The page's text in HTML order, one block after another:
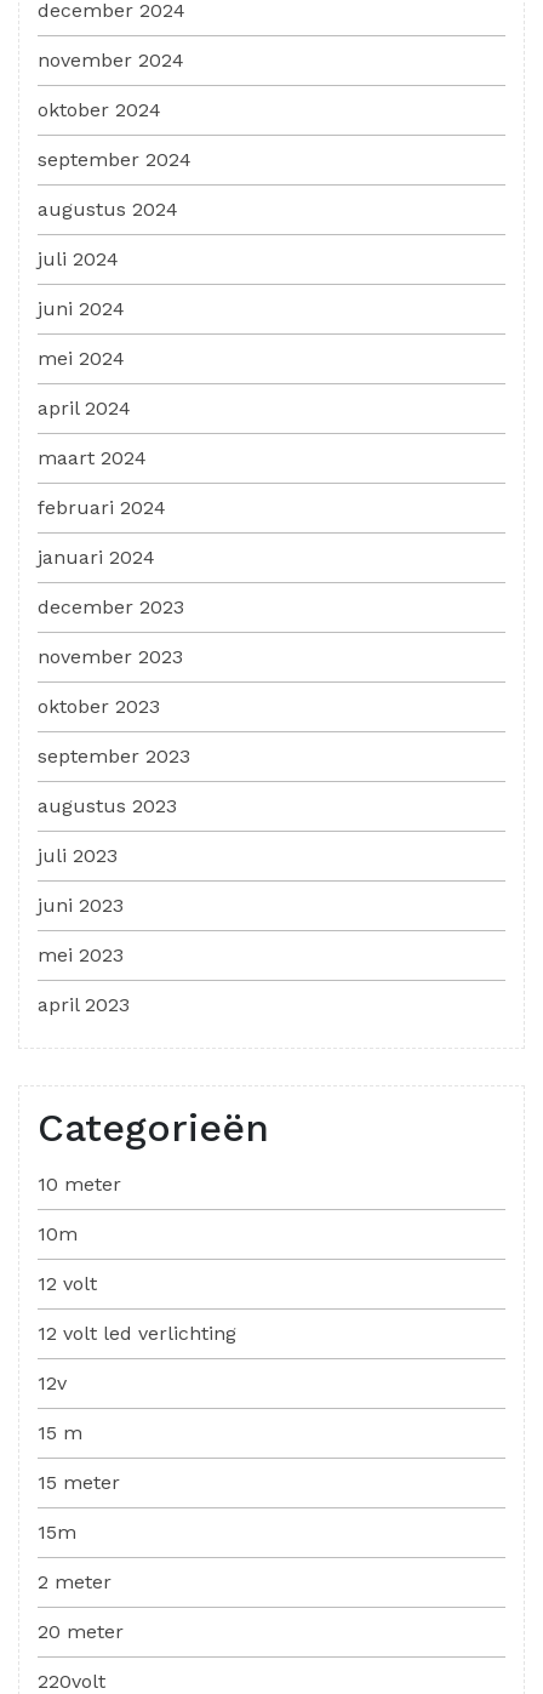
december 2024
november 2024
oktober 2024
september 2024
augustus 2024
juli 2024
juni 2024
mei 2024
april 2024
maart 2024
februari 2024
januari 2024
december 2023
november 2023
oktober 2023
september 2023
augustus 2023
juli 2023
juni 2023
mei 2023
april 2023
Categorieën
10 meter
10m
12 volt
12 volt led verlichting
12v
15 m
15 meter
15m
2 meter
20 meter
220volt